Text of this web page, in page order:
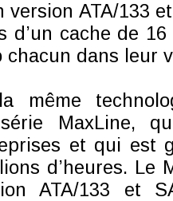
version ATA/133
d’un cache de
chacun dans leur
même
MaxLine,
et qui est
d’heures. Le
ATA/133 et